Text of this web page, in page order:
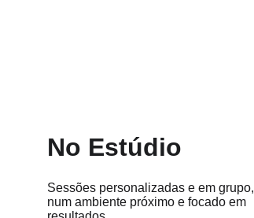
No Estúdio
Sessões personalizadas e em grupo,
num ambiente próximo e focado em